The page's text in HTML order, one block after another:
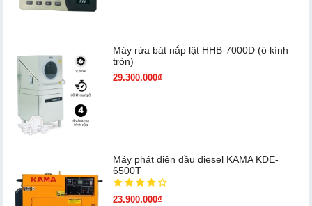
Máy rửa bát nắp lật HHB-7000D (ô kính
tròn)
29.300.000₫
Máy phát điện dầu diesel KAMA KDE-
6500T
23.900.000₫